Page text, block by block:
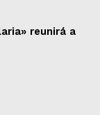
reunirá a